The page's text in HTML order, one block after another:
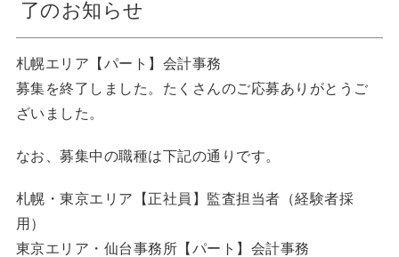
了のお知らせ
札幌エリア【パート】会計事務
募集を終了しました。たくさんのご応募ありがとうご
ざいました。
なお、募集中の職種は下記の通りです。
札幌・東京エリア【正社員】監査担当者（経験者採
用）
東京エリア・仙台事務所【パート】会計事務